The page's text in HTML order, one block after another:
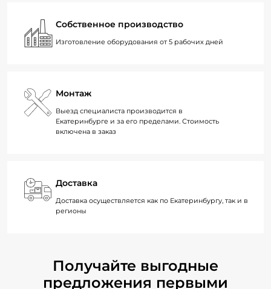
Собственное производство
Изготовление оборудования от 5 рабочих дней
Монтаж
Выезд специалиста производится в
Екатеринбурге и за его пределами. Стоимость
включена в заказ
Доставка
Доставка осуществляется как по Екатеринбургу, так и в
регионы
Получайте выгодные
предложения первыми